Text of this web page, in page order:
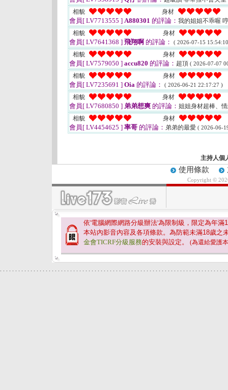
相貌
身材
會員[ LV7713555 ] A880301 的評論： 我的姐姐不乖喔
相貌
身材
會員[ LV7641368 ] 飛翔啊 的評論： ( 2026-07-15
相貌 身材
會員[ LV7579050 ] accu820 的評論： 超頂 ( 2026-07-07
相貌 身材
會員[ LV7235691 ] Oia 的評論： ( 2026-06-21 22:17:27 )
相貌 身材
會員[ LV7680850 ] 弟弟想爽 的評論： 姐姐身材超棒、
相貌
身材
會員[ LV4454625 ] 率哥 的評論： 弟弟的最愛 ( 2026-06-
主持人個
使用條款
Copyright ©
依'電腦網際網路分級辦法'為限制級，限定為年滿
本站內影音內容及各項條款。為防範未滿18歲之
金會TICRF分級服務的安裝與設定。 (為還給愛護
. . . . . . . . . . . . . . . . . . . . . . . . . . . . . . . . . . . . . . . . . . . . . . . . . . . . . . . . . . . . . . . . . . . . . . . . . . .